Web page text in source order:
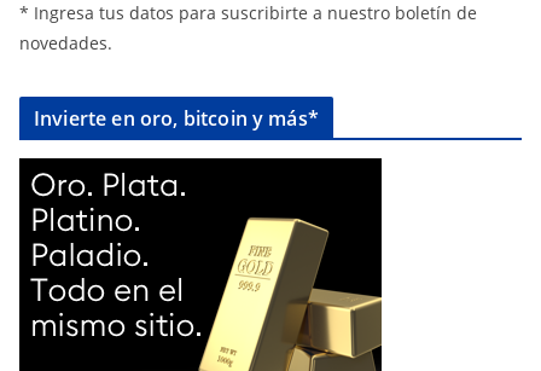
* Ingresa tus datos para suscribirte a nuestro boletín de
novedades.
Invierte en oro, bitcoin y más*